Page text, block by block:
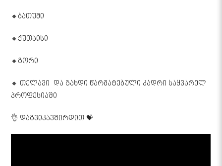
🔸ბათუმი ️
🔸ქუთაისი ️
🔸გორი
🔸️ თელავი ️ და გახდი წარმატებული კადრი საყვარელ
პროფესიაში
👌 დაგვიკავშირდით 💝